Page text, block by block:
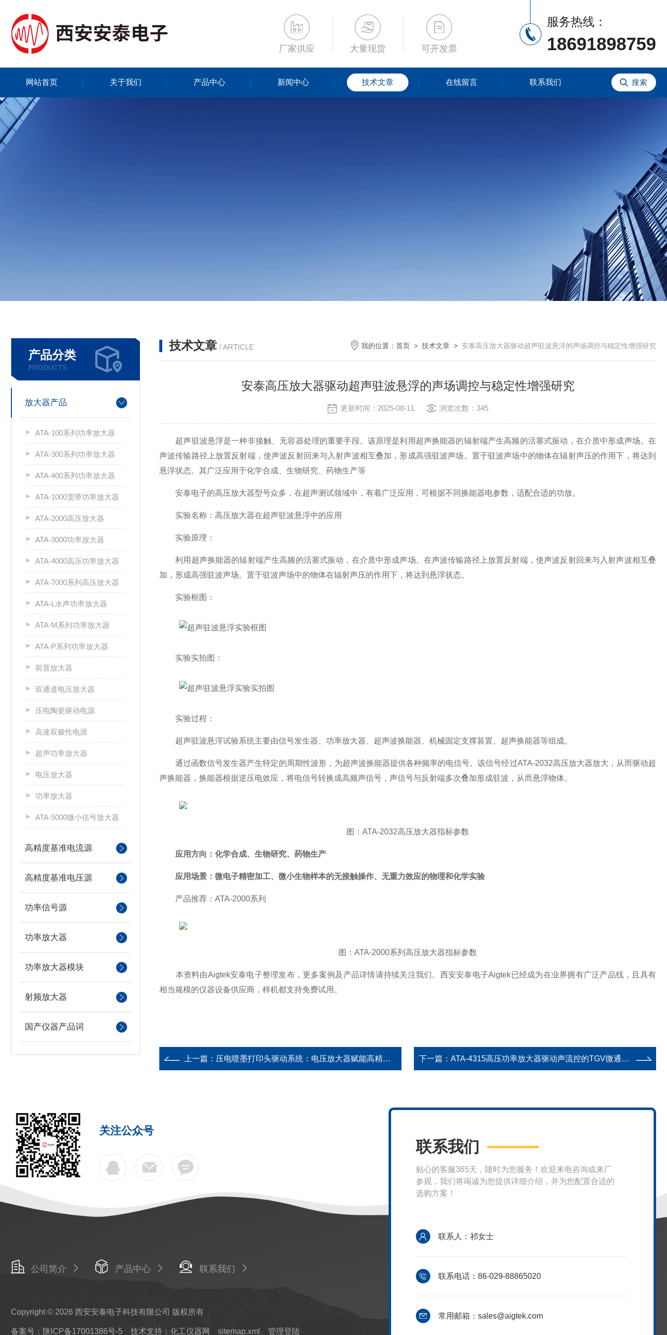
厂家供应 大量现货 可开发票
服务热线：
18691898759
网站首页 关于我们 产品中心 新闻中心 技术文章 在线留言 联系我们
产品分类
PRODUCTS
放大器产品
ATA-100系列功率放大器
ATA-300系列功率放大器
ATA-400系列功率放大器
ATA-1000宽带功率放大器
ATA-2000高压放大器
ATA-3000功率放大器
ATA-4000高压功率放大器
ATA-7000系列高压放大器
ATA-L水声功率放大器
ATA-M系列功率放大器
ATA-P系列功率放大器
前置放大器
双通道电压放大器
压电陶瓷驱动电源
高速双极性电源
超声功率放大器
电压放大器
功率放大器
ATA-5000微小信号放大器
高精度基准电流源
高精度基准电压源
功率信号源
功率放大器
功率放大器模块
射频放大器
国产仪器产品词
技术文章 / ARTICLE 我的位置： 首页 > 技术文章 > 安泰高压放大器驱动超声驻波悬浮的声场调控与稳定性增强研究
安泰高压放大器驱动超声驻波悬浮的声场调控与稳定性增强研究
更新时间：2025-08-11 浏览次数：345
超声驻波悬浮是一种非接触、无容器处理的重要手段。该原理是利用超声换能器的辐射端产生高频的活塞式振动，在介质中形成声场。在
声波传输路径上放置反射端，使声波反射回来与入射声波相互叠加，形成高强驻波声场。置于驻波声场中的物体在辐射声压的作用下，将达到
悬浮状态。其广泛应用于化学合成、生物研究、药物生产等
安泰电子的高压放大器型号众多，在超声测试领域中，有着广泛应用，可根据不同换能器电参数，适配合适的功放。
实验名称：高压放大器在超声驻波悬浮中的应用
实验原理：
利用超声换能器的辐射端产生高频的活塞式振动，在介质中形成声场。在声波传输路径上放置反射端，使声波反射回来与入射声波相互叠
加，形成高强驻波声场。置于驻波声场中的物体在辐射声压的作用下，将达到悬浮状态。
实验框图：
实验实拍图：
实验过程：
超声驻波悬浮试验系统主要由信号发生器、功率放大器、超声波换能器、机械固定支撑装置、超声换能器等组成。
通过函数信号发生器产生特定的周期性波形，为超声波换能器提供各种频率的电信号。该信号经过ATA-2032高压放大器放大，从而驱动超
声换能器，换能器根据逆压电效应，将电信号转换成高频声信号，声信号与反射端多次叠加形成驻波，从而悬浮物体。
图：ATA-2032高压放大器指标参数
应用方向：化学合成、生物研究、药物生产
应用场景：微电子精密加工、微小生物样本的无接触操作、无重力效应的物理和化学实验
产品推荐：ATA-2000系列
图：ATA-2000系列高压放大器指标参数
本资料由Aigtek安泰电子整理发布，更多案例及产品详情请持续关注我们。西安安泰电子Aigtek已经成为在业界拥有广泛产品线，且具有
相当规模的仪器设备供应商，样机都支持免费试用。
上一篇： 压电喷墨打印头驱动系统：电压放大器赋能高精度多材料量产方案 下一篇： ATA-4315高压功率放大器驱动声流控的TGV微通道无泵填充技术研究
关注公众号
公司简介 产品中心 联系我们
Copyright © 2026 西安安泰电子科技有限公司 版权所有
备案号：陕ICP备17001386号-5 技术支持：化工仪器网 sitemap.xml 管理登陆
联系我们
贴心的客服365天，随时为您服务！欢迎来电咨询或来厂
参观，我们将竭诚为您提供详细介绍，并为您配置合适的
选购方案！
联系人：祁女士
联系电话：86-029-88865020
常用邮箱：sales@aigtek.com